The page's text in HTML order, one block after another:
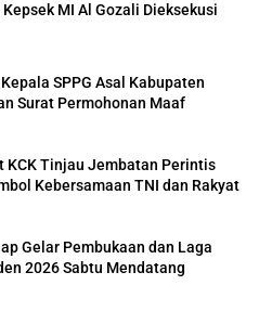
MI Al Gozali Dieksekusi
SPPG Asal Kabupaten
Surat Permohonan Maaf
KCK Tinjau Jembatan Perintis
Kebersamaan TNI dan Rakyat
Gelar Pembukaan dan Laga
2026 Sabtu Mendatang